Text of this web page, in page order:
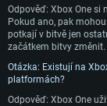
PC
Minimální
OS: Windows 10
Minimální
OS: Mac OS Big Sur
Minimální
OS: Většina
Odpověď: Xbox One
Pokud ano, pak
potkají v bitvě jen
začátkem bitvy změnit.
Otázka: Existují na
platformách?
Odpověď: Xbox One